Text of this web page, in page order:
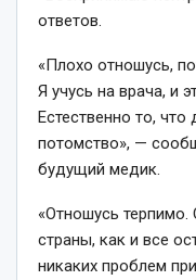
ответов.
«Плохо отношусь,
Я учусь на врача, и
Естественно то,
потомство», —
будущий медик.
«Отношусь
страны, как и все
никаких проблем